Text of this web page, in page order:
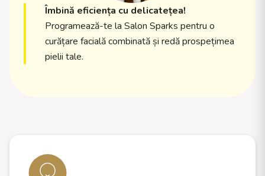
Îmbină eficiența cu delicatețea!
Programează-te la Salon Sparks pentru o
curățare facială combinată și redă prospețimea
pielii tale.